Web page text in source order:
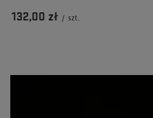
132,00 zł / szt.